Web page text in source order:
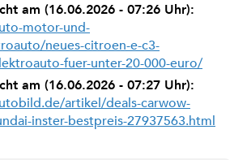
am (16.06.2026 - 07:26 Uhr):
motor-und-
neues-citroen-e-c3-
fuer-unter-20-000-euro/
am (16.06.2026 - 07:27 Uhr):
artikel/deals-carwow-
inster-bestpreis-27937563.html